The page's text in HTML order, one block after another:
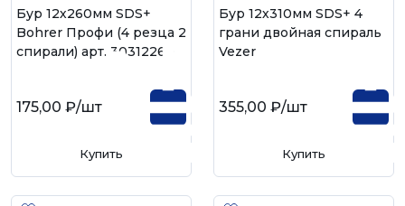
Бур 12х260мм SDS+
Bohrer Профи (4 резца 2
спирали) арт. 30312260
175,00 ₽/шт
Купить
Бур 12х310мм SDS+ 4
грани двойная спираль
Vezer
355,00 ₽/шт
Купить